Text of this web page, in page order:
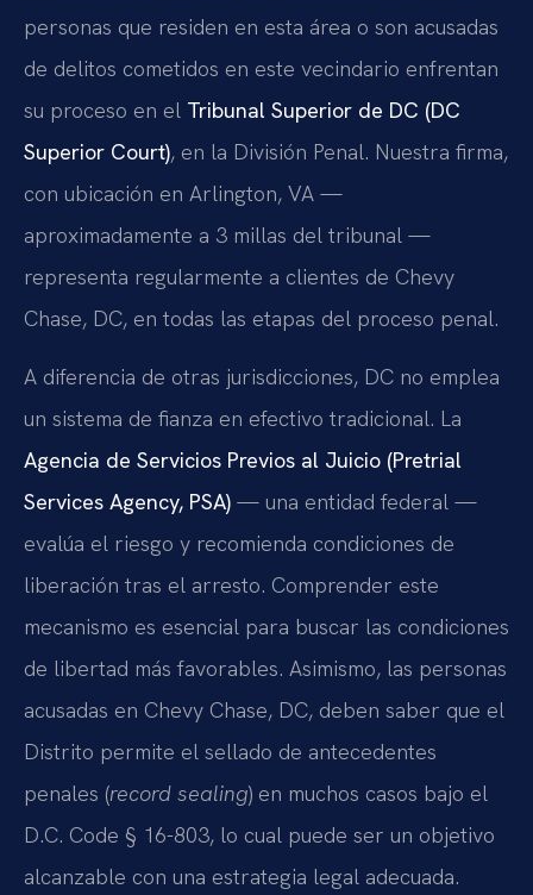
personas que residen en esta área o son acusadas
de delitos cometidos en este vecindario enfrentan
su proceso en el Tribunal Superior de DC (DC
Superior Court), en la División Penal. Nuestra firma,
con ubicación en Arlington, VA —
aproximadamente a 3 millas del tribunal —
representa regularmente a clientes de Chevy
Chase, DC, en todas las etapas del proceso penal.
A diferencia de otras jurisdicciones, DC no emplea
un sistema de fianza en efectivo tradicional. La
Agencia de Servicios Previos al Juicio (Pretrial
Services Agency, PSA) — una entidad federal —
evalúa el riesgo y recomienda condiciones de
liberación tras el arresto. Comprender este
mecanismo es esencial para buscar las condiciones
de libertad más favorables. Asimismo, las personas
acusadas en Chevy Chase, DC, deben saber que el
Distrito permite el sellado de antecedentes
penales (record sealing) en muchos casos bajo el
D.C. Code § 16-803, lo cual puede ser un objetivo
alcanzable con una estrategia legal adecuada.